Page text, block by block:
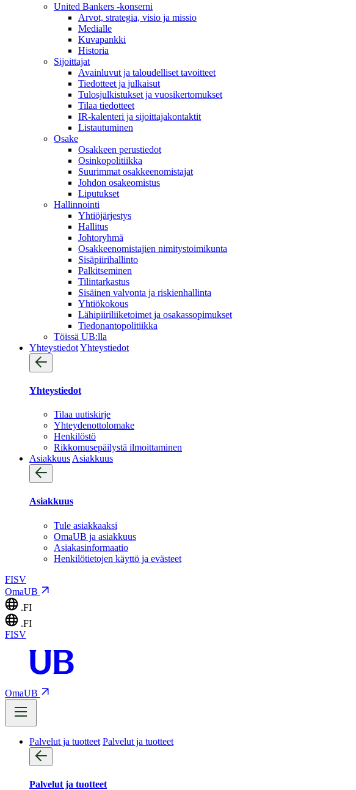
United Bankers -konserni
Arvot, strategia, visio ja missio
Medialle
Kuvapankki
Historia
Sijoittajat
Avainluvut ja taloudelliset tavoitteet
Tiedotteet ja julkaisut
Tulosjulkistukset ja vuosikertomukset
Tilaa tiedotteet
IR-kalenteri ja sijoittajakontaktit
Listautuminen
Osake
Osakkeen perustiedot
Osinkopolitiikka
Suurimmat osakkeenomistajat
Johdon osakeomistus
Liputukset
Hallinnointi
Yhtiöjärjestys
Hallitus
Johtoryhmä
Osakkeenomistajien nimitystoimikunta
Sisäpiirihallinto
Palkitseminen
Tilintarkastus
Sisäinen valvonta ja riskienhallinta
Yhtiökokous
Lähipiiriliiketoimet ja osakassopimukset
Tiedonantopolitiikka
Töissä UB:lla
YhteystiedotYhteystiedot
Yhteystiedot
Tilaa uutiskirje
Yhteydenotto­lomake
Henkilöstö
Rikkomusepäilystä ilmoittaminen
Asiakkuus Asiakkuus
Asiakkuus
Tule asiakkaaksi
OmaUB ja asiakkuus
Asiakasinformaatio
Henkilötietojen käyttö ja evästeet
FISV
OmaUB
.FI
.FI
FISV
OmaUB
Palvelut ja tuotteet Palvelut ja tuotteet
Palvelut ja tuotteet